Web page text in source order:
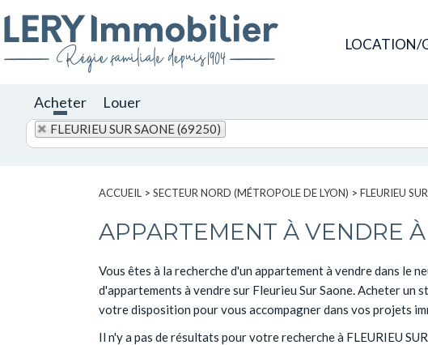
LOCATION/
Acheter Louer
FLEURIEU SUR SAONE (69250)
ACCUEIL > SECTEUR NORD (MÉTROPOLE DE LYON) > FLEURIEU
APPARTEMENT À VENDRE
Vous êtes à la recherche d'un appartement à vendre dans le
d'appartements à vendre sur Fleurieu Sur Saone. Acheter
votre disposition pour vous accompagner dans vos projets
Il n'y a pas de résultats pour votre recherche à FLEURIEU